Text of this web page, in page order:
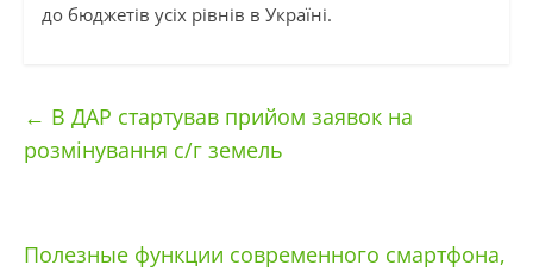
до бюджетів усіх рівнів в Україні.
← В ДАР стартував прийом заявок на
розмінування с/г земель
Полезные функции современного смартфона,